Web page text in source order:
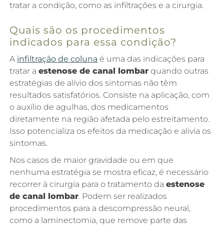
tratar a condição, como as infiltrações e a cirurgia.
Quais são os procedimentos
indicados para essa condição?
A infiltração de coluna é uma das indicações para
tratar aestenose de canal lombar quando outras
estratégias de alívio dos sintomas não têm
resultados satisfatórios. Consiste na aplicação, com
o auxílio de agulhas, dos medicamentos
diretamente na região afetada pelo estreitamento.
Isso potencializa os efeitos da medicação e alivia os
sintomas.
Nos casos de maior gravidade ou em que
nenhuma estratégia se mostra eficaz, é necessário
recorrer à cirurgia para o tratamento daestenose
de canal lombar. Podem ser realizados
procedimentos para a descompressão neural,
como a laminectomia, que remove parte das